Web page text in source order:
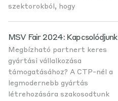
szektorokból, hogy
MSV Fair 2024: Kapcsolódjunk
Megbízható partnert keres
gyártási vállalkozása
támogatásához? A CTP-nél a
legmodernebb gyártás
létrehozására szakosodtunk